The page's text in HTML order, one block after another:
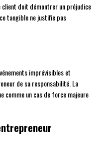
doit démontrer un préjudice
tangible ne justifie pas
imprévisibles et
de sa responsabilité. La
comme un cas de force majeure